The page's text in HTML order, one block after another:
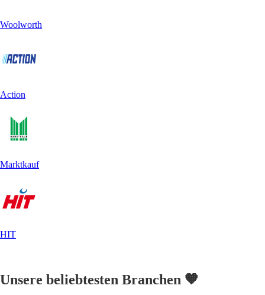
Woolworth
Action
Marktkauf
HIT
Unsere beliebtesten Branchen 🧡